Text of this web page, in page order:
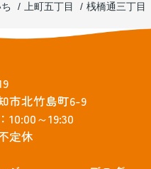
上町五丁目 桟橋通三丁目
市北竹島町6-9
10:00～19:30
定休